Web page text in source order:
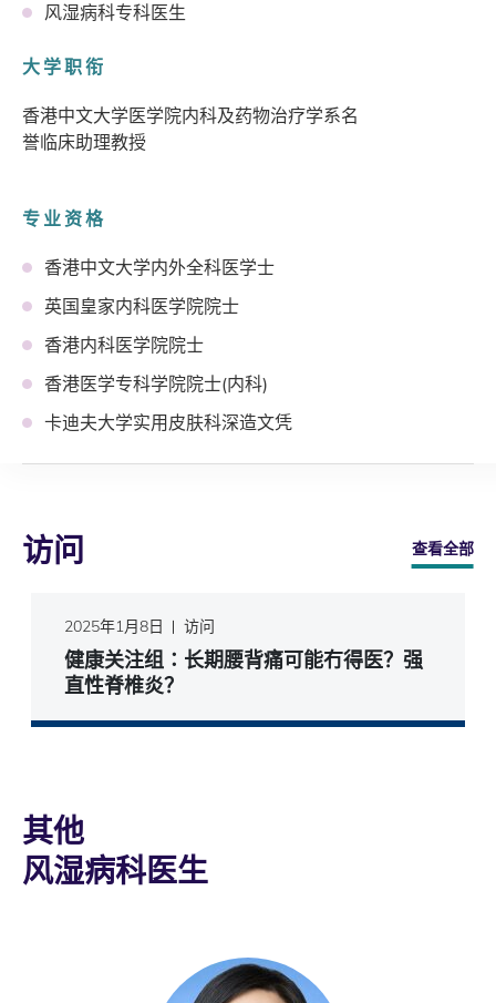
风湿病科专科医生
大学职衔
香港中文大学医学院内科及药物治疗学系名
誉临床助理教授
专业资格
香港中文大学内外全科医学士
英国皇家内科医学院院士
香港内科医学院院士
香港医学专科学院院士(内科)
卡迪夫大学实用皮肤科深造文凭
访问 查看全部
2025年1月8日 访问
健康关注组∶长期腰背痛可能冇得医？强
直性脊椎炎？
其他
风湿病科医生